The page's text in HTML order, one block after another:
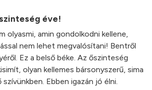
éve!
olyasmi, amin gondolkodni kellene,
nem lehet megvalósítani! Bentről
Ez a belső béke. Az őszinteség
olyan kellemes bársonyszerű, sima
Ebben igazán jó élni.